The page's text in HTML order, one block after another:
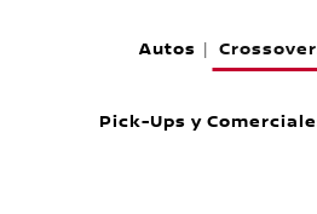
Autos |
Pick-Ups y